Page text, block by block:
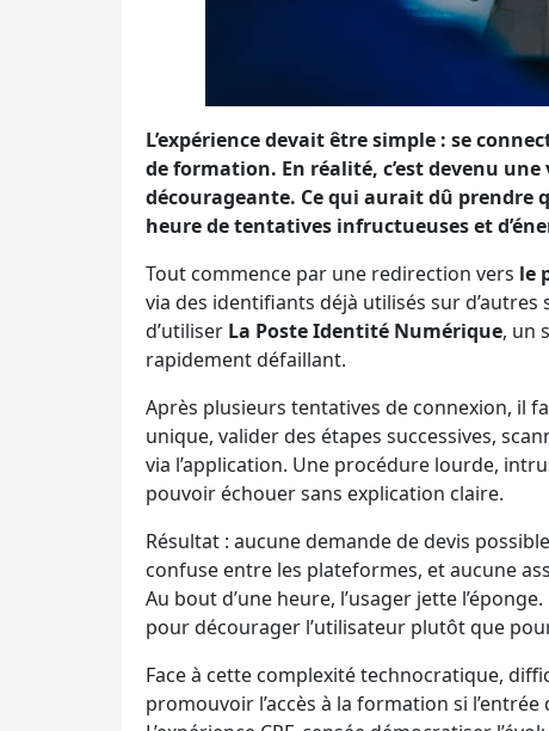
L’expérience devait être simple : se
de formation. En réalité, c’est devenu
décourageante. Ce qui aurait dû prendre
heure de tentatives infructueuses et
Tout commence par une redirection vers le
via des identifiants déjà utilisés sur
d’utiliser La Poste Identité Numérique, un
rapidement défaillant.
Après plusieurs tentatives de connexion, il
unique, valider des étapes successives,
via l’application. Une procédure lourde,
pouvoir échouer sans explication claire.
Résultat : aucune demande de devis
confuse entre les plateformes, et aucune
Au bout d’une heure, l’usager jette
pour décourager l’utilisateur plutôt que
Face à cette complexité technocratique,
promouvoir l’accès à la formation si